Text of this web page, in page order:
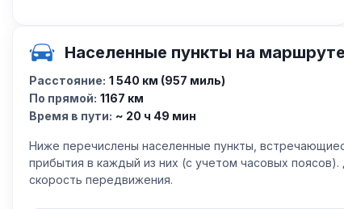
Населенные пункты на
Расстояние: 1 540 км (957 миль)
По прямой: 1167 км
Время в пути: ~ 20 ч 49 мин
Ниже перечислены населенные пункты,
прибытия в каждый из них (с учетом часовых
скорость передвижения.